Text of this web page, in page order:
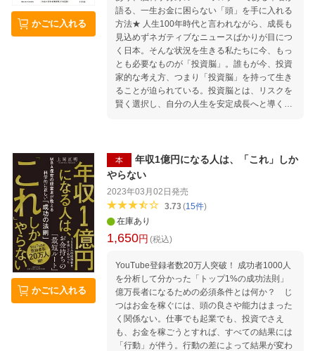
かごに入れる
語る、一生お金に困らない「頭」を手に入れる
方法★ 人生100年時代と言われながら、成長も
見込めずネガティブなニュースばかりが目につ
く日本。そんな状況を生きる私たちに今、もっ
とも必要なものが「投資脳」。誰もが今、投資
家的な考え方、つまり「投資脳」を持って生き
ることが迫られている。投資脳とは、リスクを
賢く選択し、自分の人生を安定成長へと導くた
行動」であるか、はたまた「浪費脳的行動」で
あるか。投資家のような脳を持ち、習慣を変
え、長い人生を安定成長へと導くための、あた
らしい「お金」の本。
かごに入れる
本
年収1億円になる人は、「これ」しか
やらない
2023年03月02日発売
3.73(15件)
在庫あり
1,650円 (税込)
YouTube登録者数20万人突破！ 成功者1000人
を分析して分かった「トップ1%の成功法則」
億万長者になるための必須条件とは何か？ じ
つはお金を稼ぐには、頭の良さや能力はまった
く関係ない。仕事でも起業でも、投資でさえ
も、お金を稼ごうとすれば、すべての結果には
「行動」が伴う。行動の差によって結果が変わ